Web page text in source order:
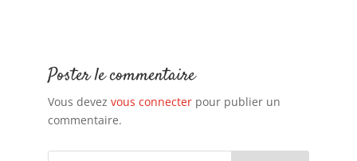
Poster le commentaire
Vous devez vous connecterpour publier un
commentaire.